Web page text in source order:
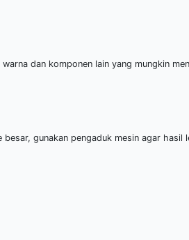
dan komponen lain yang mungkin
gunakan pengaduk mesin agar hasil